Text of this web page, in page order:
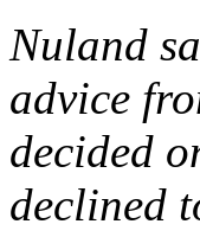
Nuland
advice
decided
declined